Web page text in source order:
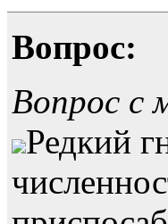
Вопрос:
Вопрос с
Редкий